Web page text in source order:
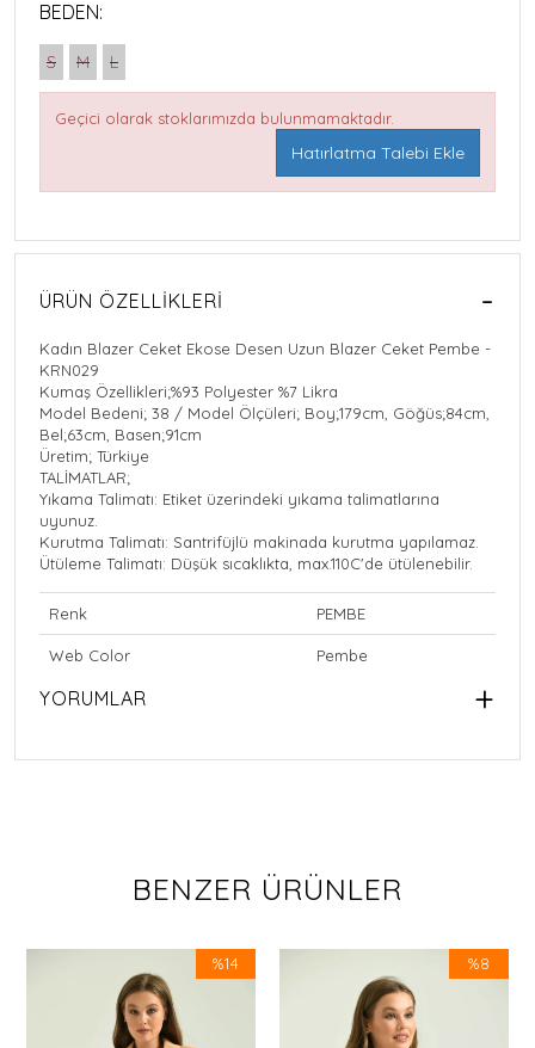
BEDEN:
S M L
Geçici olarak stoklarımızda bulunmamaktadır.
Hatırlatma Talebi Ekle
ÜRÜN ÖZELLIKLERI
Kadın Blazer Ceket Ekose Desen Uzun Blazer Ceket Pembe -
KRN029
Kumaş Özellikleri;%93 Polyester %7 Likra
Model Bedeni; 38 / Model Ölçüleri; Boy;179cm, Göğüs;84cm,
Bel;63cm, Basen;91cm
Üretim; Türkiye
TALİMATLAR;
Yıkama Talimatı: Etiket üzerindeki yıkama talimatlarına
uyunuz.
Kurutma Talimatı: Santrifüjlü makinada kurutma yapılamaz.
Ütüleme Talimatı: Düşük sıcaklıkta, max.110C'de ütülenebilir.
Renk PEMBE
Web Color Pembe
YORUMLAR
BENZER ÜRÜNLER
%14 %8